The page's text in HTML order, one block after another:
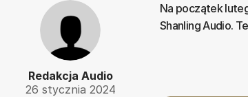
Redakcja Audio
26 stycznia 2024
Na początek
Shanling Audio.